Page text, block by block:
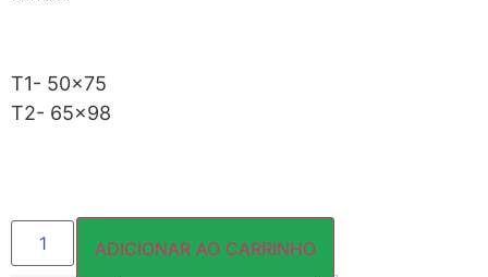
T1- 50×75
T2- 65×98
ADICIONAR AO CARRINHO